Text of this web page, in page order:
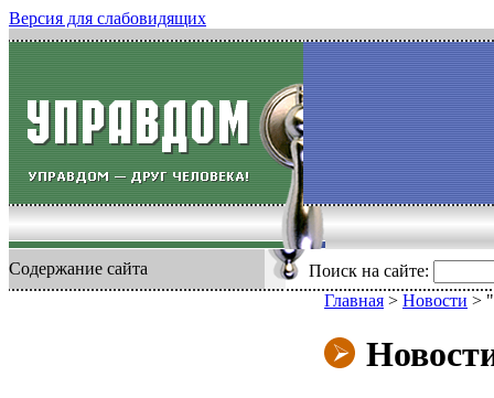
Версия для слабовидящих
Содержание сайта Поиск на сайте:
Главная > Новости >